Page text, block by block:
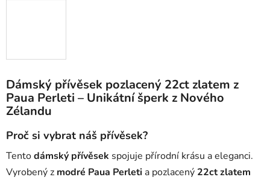
Dámský přívěsek pozlacený 22ct zlatem z
Paua Perleti – Unikátní šperk z Nového
Zélandu
Proč si vybrat náš přívěsek?
Tentodámský přívěsek spojuje přírodní krásu a eleganci.
Vyrobený z modré Paua Perleti a pozlacený 22ct zlatem